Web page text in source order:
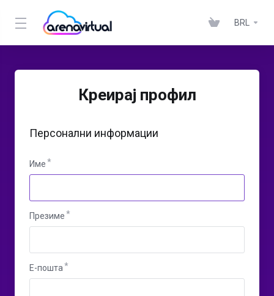
BRL
Креирај профил
Персонални информации
Име
Презиме
E-пошта